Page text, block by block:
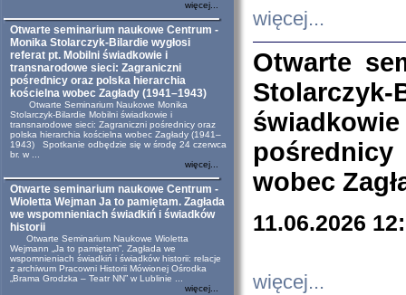
więcej...
Otwarte seminarium naukowe Centrum -
Monika Stolarczyk-Bilardie wygłosi
referat pt. Mobilni świadkowie i
transnarodowe sieci: Zagraniczni
pośrednicy oraz polska hierarchia
kościelna wobec Zagłady (1941–1943)
Otwarte Seminarium Naukowe Monika
Stolarczyk-Bilardie Mobilni świadkowie i
transnarodowe sieci: Zagraniczni pośrednicy oraz
polska hierarchia kościelna wobec Zagłady (1941–
1943) Spotkanie odbędzie się w środę 24 czerwca
br. w ...
więcej...
Otwarte seminarium naukowe Centrum -
Wioletta Wejman Ja to pamiętam. Zagłada
we wspomnieniach świadkiń i świadków
historii
Otwarte Seminarium Naukowe Wioletta
Wejmann „Ja to pamiętam”. Zagłada we
wspomnieniach świadkiń i świadków historii: relacje
z archiwum Pracowni Historii Mówionej Ośrodka
„Brama Grodzka – Teatr NN” w Lublinie ...
więcej...
więcej...
Otwarte
wobec
11.06.2026
więcej...